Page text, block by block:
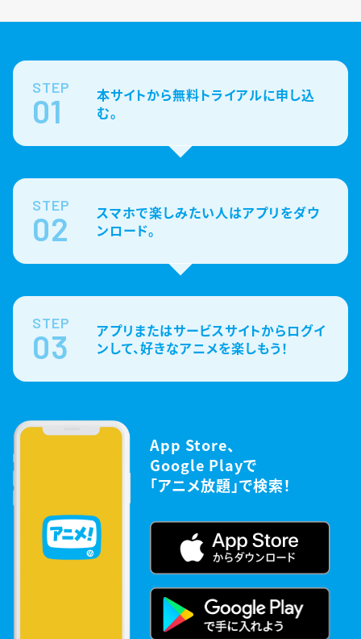
STEP
01
本サイトから無料トライアルに申し込
む。
STEP
02
スマホで楽しみたい人はアプリをダウ
ンロード。
STEP
03
アプリまたはサービスサイトからログイ
ンして、好きなアニメを楽しもう！
App Store、
Google Playで
「アニメ放題」で検索！